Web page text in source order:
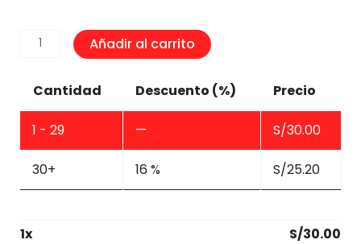
CEPILLO
CABELLO
Añadir al carrito
Cantidad Descuento (%) Precio
1 - 29 — S/30.00
30+ 16 % S/25.20
1x S/30.00